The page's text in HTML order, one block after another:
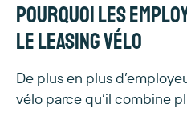
Pourquoi les
le leasing vélo
De plus en plus
vélo parce qu’il combine